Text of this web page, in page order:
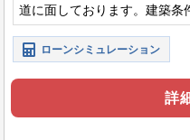
道に面しております。建築条
ハウスメーカーで建築が可能
ローンシミュレーション
詳